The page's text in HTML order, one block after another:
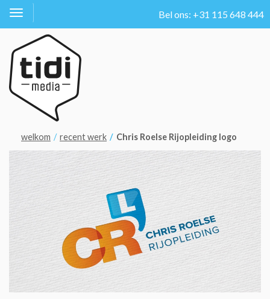
Toggle
navigation
Bel ons: +31 115 648 444
welkom recent werk Chris Roelse Rijopleiding logo